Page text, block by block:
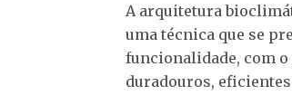
A arquitetura
uma técnica que se
funcionalidade, com
duradouros,